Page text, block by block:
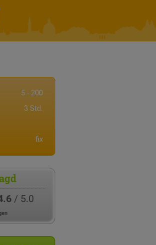
5 - 200
3 Std.
fix
/ 5.0